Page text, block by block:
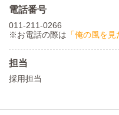
電話番号
011-211-0266
※お電話の際は 「俺の風を見
担当
採用担当